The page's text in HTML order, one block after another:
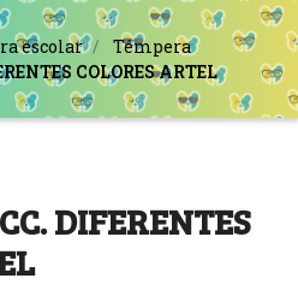
escolar
Témpera
COLORES ARTEL
DIFERENTES